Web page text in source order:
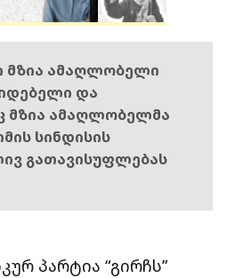
მზია ამაღლობელი
და
მზია ამაღლობელმა
სინდისის
გათავისუფლებას
პარტია “გირჩს”